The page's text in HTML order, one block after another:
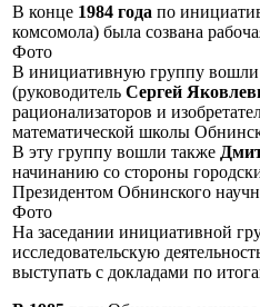
В конце 1984 года по
комсомола) была созвана
Фото
В инициативную группу вошли
(руководитель Сергей
рационализаторов и
математической школы
В эту группу вошли также
начинанию со стороны
Президентом Обнинского
Фото
На заседании инициативной
исследовательскую
выступать с докладами по